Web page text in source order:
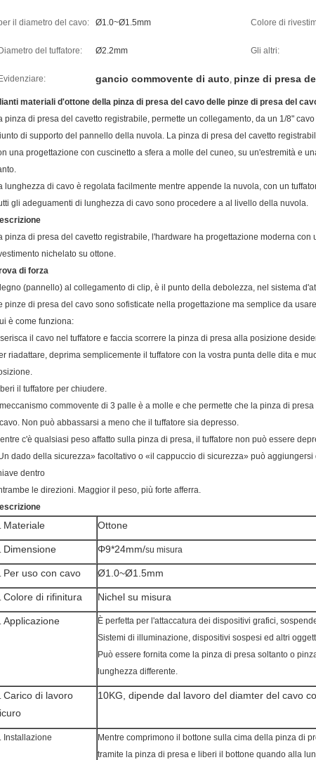
il diametro del cavo: Ø1.0~Ø1.5mm Colore di
Diametro del tuffatore: Ø2.2mm Gli altri:
Evidenziare: gancio commovente di auto, pinze di presa
materiali d'ottone della pinza di presa del cavo delle pinze di presa del
pinza di presa del cavetto registrabile, permette un collegamento, da un 1/8"
di supporto del pannello della nuvola. La pinza di presa del cavetto
una progettazione con cuscinetto a sfera a molle del cuneo, su un'estremità e
lunghezza di cavo è regolata facilmente mentre appende la nuvola, con un
gli adeguamenti di lunghezza di cavo sono procedere a al livello della nuvola.
pinza di presa del cavetto registrabile, l'hardware ha progettazione moderna con
nichelato su ottone.
di forza
legno (pannello) al collegamento di clip, è il punto della debolezza, nel sistema
pinze di presa del cavo sono sofisticate nella progettazione ma semplice da
è come funziona:
il cavo nel tuffatore e faccia scorrere la pinza di presa alla posizione
riadattare, deprima semplicemente il tuffatore con la vostra punta delle dita e
il tuffatore per chiudere.
meccanismo commovente di 3 palle è a molle e che permette che la pinza di
Non può abbassarsi a meno che il tuffatore sia depresso.
c'è qualsiasi peso affatto sulla pinza di presa, il tuffatore non può essere
dado della sicurezza» facoltativo o «il cappuccio di sicurezza» può
dentro
le direzioni. Maggior il peso, più forte afferra.
Materiale Ottone
Dimensione Φ9*24mm/su misura
Per uso con cavo Ø1.0~Ø1.5mm
Colore di rifinitura Nichel su misura
Applicazione
È perfetta per l'attaccatura dei dispositivi grafici,
Sistemi di illuminazione, dispositivi sospesi ed altri
Può essere fornita come la pinza di presa soltanto o
lunghezza differente.
Carico di lavoro
10KG, dipende dal lavoro del diamter del cavo
Installazione
Mentre comprimono il bottone sulla cima della pinza di
tramite la pinza di presa e liberi il bottone quando alla